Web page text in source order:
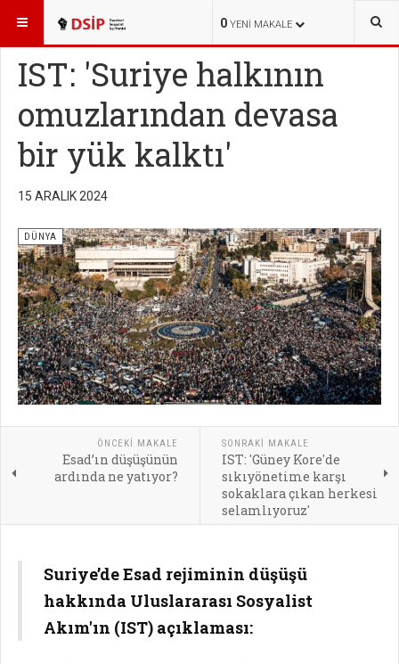
0 YENI MAKALE
BURADASINIZ: HABERLER
IST: 'Suriye halkının
omuzlarından devasa
bir yük kalktı'
15 ARALIK 2024
DÜNYA
ÖNCEKI MAKALE
Esad’ın düşüşünün
ardında ne yatıyor?
SONRAKI MAKALE
IST: 'Güney Kore'de
sıkıyönetime karşı
sokaklara çıkan herkesi
selamlıyoruz'
Suriye’de Esad rejiminin düşüşü
hakkında Uluslararası Sosyalist
Akım'ın (IST) açıklaması: